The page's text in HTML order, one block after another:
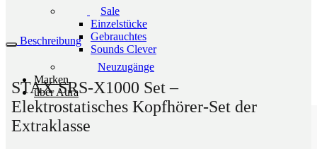
Sale
Einzelstücke
Gebrauchtes
Sounds Clever
Neuzugänge
Marken
über Aura
Beschreibung
STAX SRS-X1000 Set –
Elektrostatisches Kopfhörer-Set der
Extraklasse